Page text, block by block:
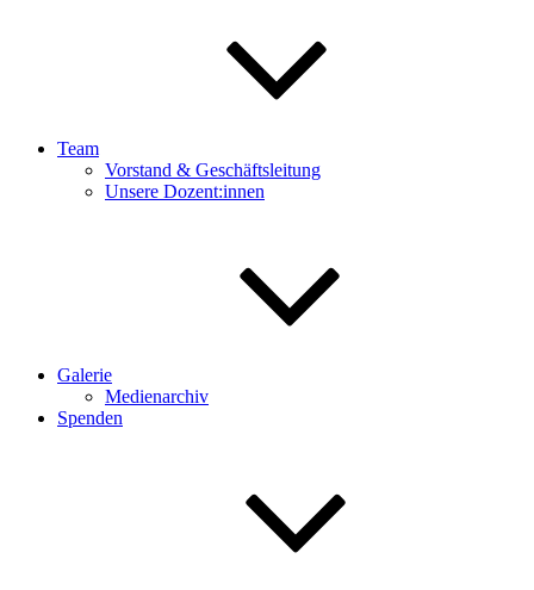
Team
Vorstand & Geschäftsleitung
Unsere Dozent:innen
Galerie
Medienarchiv
Spenden